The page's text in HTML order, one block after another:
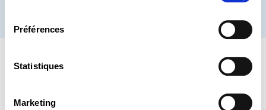
Préférences
Statistiques
Marketing